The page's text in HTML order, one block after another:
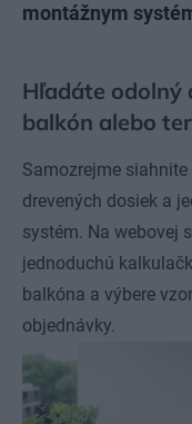
montážnym
Hľadáte odolný
balkón alebo
Samozrejme
drevených dosiek a
systém. Na webovej
jednoduchú
balkóna a výbere
objednávky.